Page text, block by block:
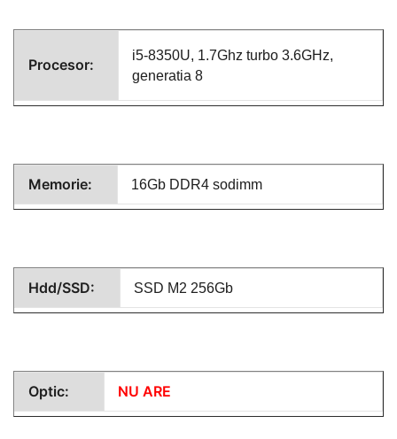
Procesor:
i5-8350U, 1.7Ghz turbo 3.6GHz,
generatia 8
Memorie: 16Gb DDR4 sodimm
Hdd/SSD: SSD M2 256Gb
Optic: NU ARE